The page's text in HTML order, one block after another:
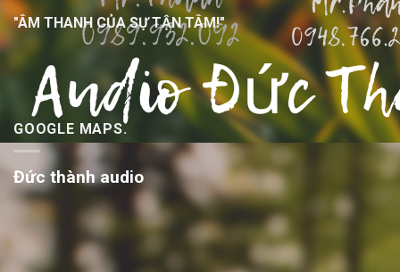
"ÂM THANH CỦA SỰ TẬN TÂM!"
GOOGLE MAPS.
Đức thành audio